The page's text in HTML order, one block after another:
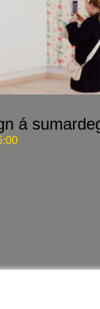
á